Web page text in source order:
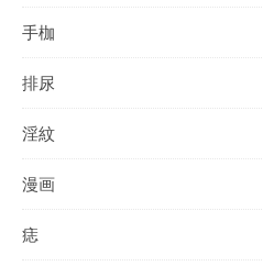
手枷
排尿
淫紋
漫画
痣